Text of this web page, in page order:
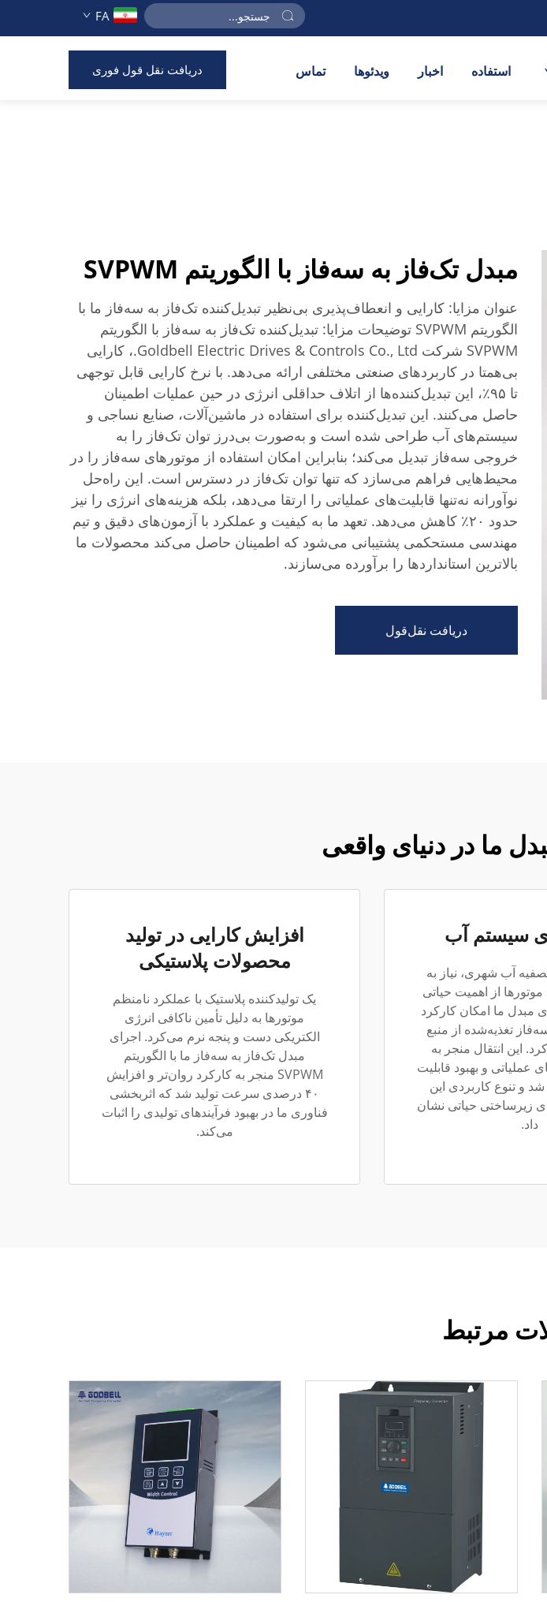
FA
استفاده اخبار ویدئوها تماس دریافت نقل قول فوری
مبدل تک‌فاز به سه‌فاز با الگوریتم SVPWM
عنوان مزایا: کارایی و انعطاف‌پذیری بی‌نظیر تبدیل‌کننده تک‌فاز به سه‌فاز ما با
الگوریتم SVPWM توضیحات مزایا: تبدیل‌کننده تک‌فاز به سه‌فاز با الگوریتم
SVPWM شرکت Goldbell Electric Drives & Controls Co., Ltd.، کارایی
بی‌همتا در کاربردهای صنعتی مختلفی ارائه می‌دهد. با نرخ کارایی قابل توجهی
تا ۹۵٪، این تبدیل‌کننده‌ها از اتلاف حداقلی انرژی در حین عملیات اطمینان
حاصل می‌کنند. این تبدیل‌کننده برای استفاده در ماشین‌آلات، صنایع نساجی و
سیستم‌های آب طراحی شده است و به‌صورت بی‌درز توان تک‌فاز را به
خروجی سه‌فاز تبدیل می‌کند؛ بنابراین امکان استفاده از موتورهای سه‌فاز را در
محیط‌هایی فراهم می‌سازد که تنها توان تک‌فاز در دسترس است. این راه‌حل
نوآورانه نه‌تنها قابلیت‌های عملیاتی را ارتقا می‌دهد، بلکه هزینه‌های انرژی را نیز
حدود ۲۰٪ کاهش می‌دهد. تعهد ما به کیفیت و عملکرد با آزمون‌های دقیق و تیم
مهندسی مستحکمی پشتیبانی می‌شود که اطمینان حاصل می‌کند محصولات ما
بالاترین استانداردها را برآورده می‌سازند.
دریافت نقل‌قول
ما در دنیای واقعی
سیستم آب
آب شهری، نیاز به
موتورها از اهمیت حیاتی
مبدل ما امکان کارکرد
تغذیه‌شده از منبع
این انتقال منجر به
عملیاتی و بهبود قابلیت
و تنوع کاربردی این
زیرساختی حیاتی نشان
داد.
افزایش کارایی در تولید
محصولات پلاستیکی
یک تولیدکننده پلاستیک با عملکرد نامنظم
موتورها به دلیل تأمین ناکافی انرژی
الکتریکی دست و پنجه نرم می‌کرد. اجرای
مبدل تک‌فاز به سه‌فاز ما با الگوریتم
SVPWM منجر به کارکرد روان‌تر و افزایش
۴۰ درصدی سرعت تولید شد که اثربخشی
فناوری ما در بهبود فرآیندهای تولیدی را اثبات
می‌کند.
مرتبط